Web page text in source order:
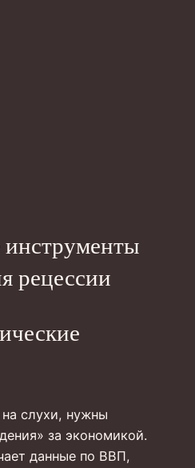
рецессии
слухи, нужны
за экономикой.
данные по ВВП,